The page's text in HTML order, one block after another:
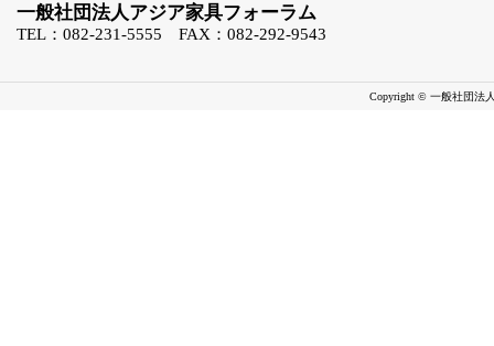
一般社団法人アジア家具フォーラム
TEL：082-231-5555 FAX：082-292-9543
Copyright © 一般社団法